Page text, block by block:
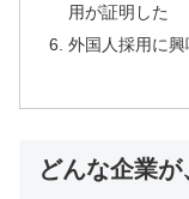
用が証明した
外国人採用に
どんな企業